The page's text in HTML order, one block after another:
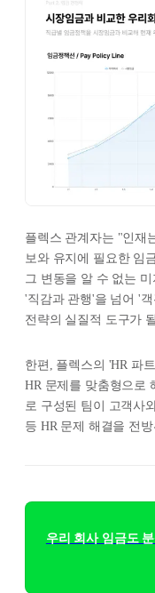
플렉스 관계자는 "인재
보와 유지에 필요한 임
그 변동을 알 수 없는
'직감과 관행'을 넘어 '
전략의 실질적 도구가
한편, 플렉스의 'HR 파
HR 문제를 맞춤형으로
로 구성된 팀이 고객사
등 HR 문제 해결을 전
우리 회사 임금도